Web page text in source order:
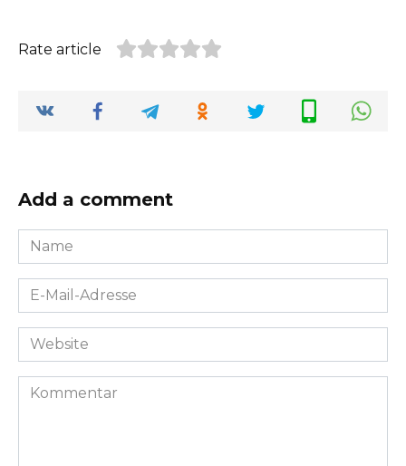
Rate article
Add a comment
Name
*
E-
Mail-
Adresse
Website
Kommentar